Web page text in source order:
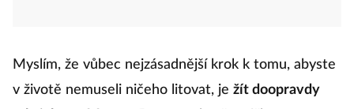
Myslím, že vůbec nejzásadnější krok k tomu, abyste
v životě nemuseli ničeho litovat, je žít doopravdy